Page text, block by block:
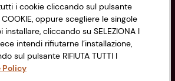
Servizio clienti
i cookie cliccando sul pulsante
COOKIE, oppure scegliere le singole
cliccando su SELEZIONA I
intendi rifiutarne l’installazione,
sul pulsante RIFIUTA TUTTI I
Policy